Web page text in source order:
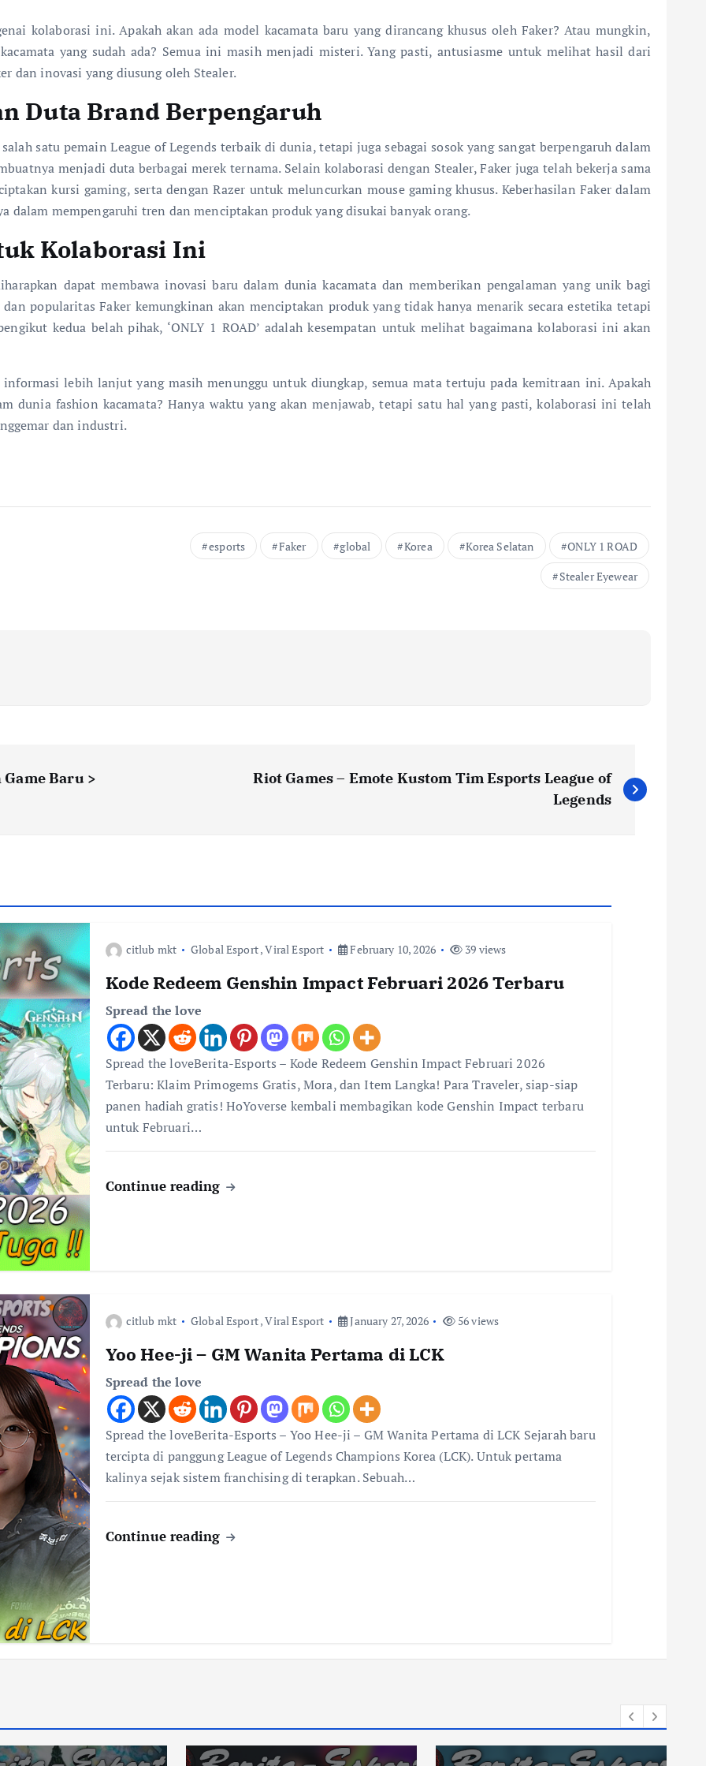
kolaborasi ini. Apakah akan ada model kacamata baru yang dirancang khusus oleh Faker? Atau mungkin,
yang sudah ada? Semua ini masih menjadi misteri. Yang pasti, antusiasme untuk melihat hasil dari
dan inovasi yang diusung oleh Stealer.
Duta Brand Berpengaruh
satu pemain League of Legends terbaik di dunia, tetapi juga sebagai sosok yang sangat berpengaruh dalam
menjadi duta berbagai merek ternama. Selain kolaborasi dengan Stealer, Faker juga telah bekerja sama
kursi gaming, serta dengan Razer untuk meluncurkan mouse gaming khusus. Keberhasilan Faker dalam
dalam mempengaruhi tren dan menciptakan produk yang disukai banyak orang.
Kolaborasi Ini
dapat membawa inovasi baru dalam dunia kacamata dan memberikan pengalaman yang unik bagi
popularitas Faker kemungkinan akan menciptakan produk yang tidak hanya menarik secara estetika tetapi
kedua belah pihak, ‘ONLY 1 ROAD’ adalah kesempatan untuk melihat bagaimana kolaborasi ini akan
lebih lanjut yang masih menunggu untuk diungkap, semua mata tertuju pada kemitraan ini. Apakah
dunia fashion kacamata? Hanya waktu yang akan menjawab, tetapi satu hal yang pasti, kolaborasi ini telah
dan industri.
esports Faker global Korea Korea Selatan
ONLY 1 ROAD
Stealer Eyewear
Baru >
Riot Games – Emote Kustom Tim Esports League of
Legends
citlub mkt Global Esport,Viral Esport February 10, 2026 39 views
Kode Redeem Genshin Impact Februari 2026 Terbaru
Spread the love
Spread the loveBerita-Esports – Kode Redeem Genshin Impact Februari 2026
Terbaru: Klaim Primogems Gratis, Mora, dan Item Langka! Para Traveler, siap-siap
panen hadiah gratis! HoYoverse kembali membagikan kode Genshin Impact terbaru
untuk Februari…
Continue reading
citlub mkt Global Esport,Viral Esport January 27, 2026 56 views
Yoo Hee-ji – GM Wanita Pertama di LCK
Spread the love
Spread the loveBerita-Esports – Yoo Hee-ji – GM Wanita Pertama di LCK Sejarah baru
tercipta di panggung League of Legends Champions Korea (LCK). Untuk pertama
kalinya sejak sistem franchising di terapkan. Sebuah…
Continue reading